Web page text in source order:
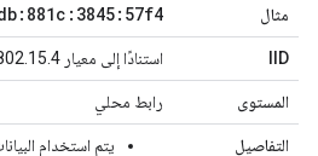
مثال
IID استنادًا إلى معيار 802.15.4 الموسع
المستوى رابط محلي
التفاصيل
يتم استخدام